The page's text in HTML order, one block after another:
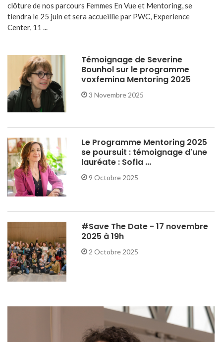
clôture de nos parcours Femmes En Vue et Mentoring, se
tiendra le 25 juin et sera accueillie par PWC, Experience
Center, 11 ...
Témoignage de Severine
Bounhol sur le programme
voxfemina Mentoring 2025
3 Novembre 2025
Le Programme Mentoring 2025
se poursuit : témoignage d'une
lauréate : Sofia ...
9 Octobre 2025
#Save The Date - 17 novembre
2025 à 19h
2 Octobre 2025